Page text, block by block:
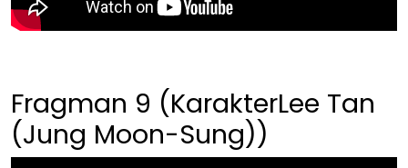
Fragman 9 (KarakterLee Tan
(Jung Moon-Sung))